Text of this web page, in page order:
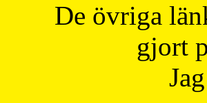
De övriga
gjort